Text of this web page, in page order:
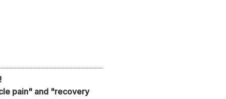
pain" and "recovery